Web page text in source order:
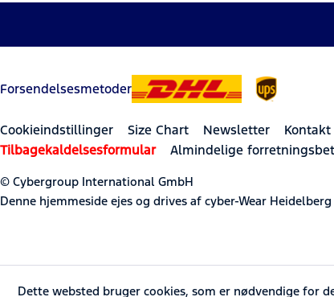
Forsendelsesmetoder
Cookieindstillinger Size Chart Newsletter Kontakt
Tilbagekaldelsesformular
Almindelige
© Cybergroup International GmbH
Denne hjemmeside ejes og drives af cyber-Wear
Dette websted bruger cookies, som er nødvendige for